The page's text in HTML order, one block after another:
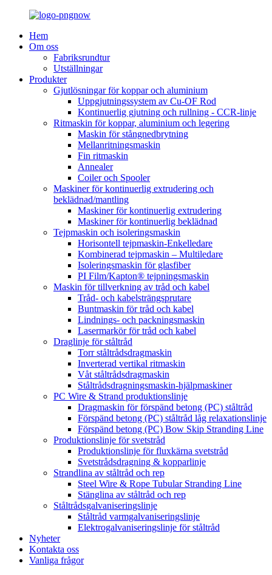
Hem
Om oss
Fabriksrundtur
Utställningar
Produkter
Gjutlösningar för koppar och aluminium
Uppgjutningssystem av Cu-OF Rod
Kontinuerlig gjutning och rullning - CCR-linje
Ritmaskin för koppar, aluminium och legering
Maskin för stångnedbrytning
Mellanritningsmaskin
Fin ritmaskin
Annealer
Coiler och Spooler
Maskiner för kontinuerlig extrudering och
beklädnad/mantling
Maskiner för kontinuerlig extrudering
Maskiner för kontinuerlig beklädnad
Tejpmaskin och isoleringsmaskin
Horisontell tejpmaskin-Enkelledare
Kombinerad tejpmaskin – Multiledare
Isoleringsmaskin för glasfiber
PI Film/Kapton® tejpningsmaskin
Maskin för tillverkning av tråd och kabel
Tråd- och kabelsträngsprutare
Buntmaskin för tråd och kabel
Lindnings- och packningsmaskin
Lasermarkör för tråd och kabel
Draglinje för ståltråd
Torr ståltrådsdragmaskin
Inverterad vertikal ritmaskin
Våt ståltrådsdragmaskin
Ståltrådsdragningsmaskin-hjälpmaskiner
PC Wire & Strand produktionslinje
Dragmaskin för förspänd betong (PC) ståltråd
Förspänd betong (PC) ståltråd låg relaxationslinje
Förspänd betong (PC) Bow Skip Stranding Line
Produktionslinje för svetstråd
Produktionslinje för fluxkärna svetstråd
Svetstrådsdragning & kopparlinje
Strandlina av ståltråd och rep
Steel Wire & Rope Tubular Stranding Line
Stänglina av ståltråd och rep
Ståltrådsgalvaniseringslinje
Ståltråd varmgalvaniseringslinje
Elektrogalvaniseringslinje för ståltråd
Nyheter
Kontakta oss
Vanliga frågor